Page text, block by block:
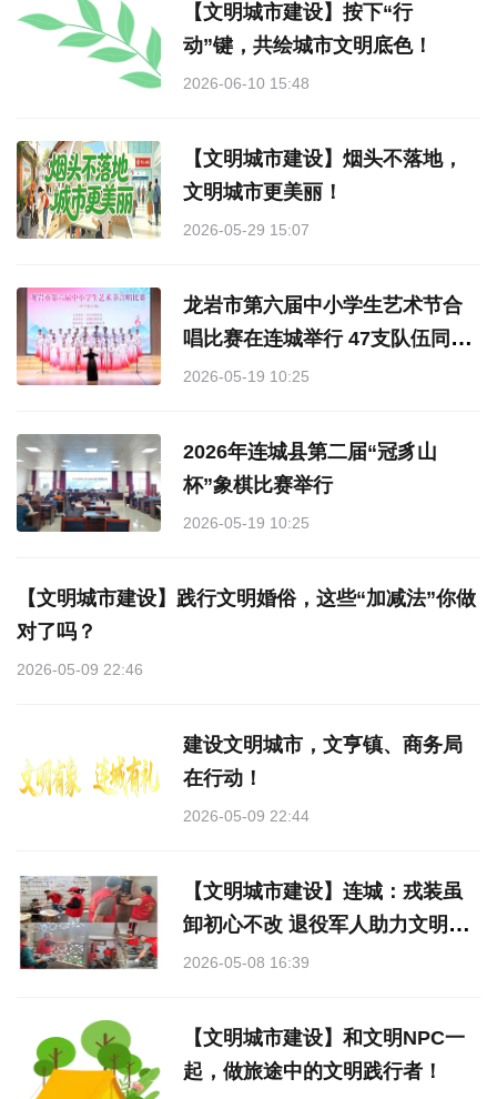
【文明城市建设】按下“行
动”键，共绘城市文明底色！
2026-06-10 15:48
【文明城市建设】烟头不落地，
文明城市更美丽！
2026-05-29 15:07
龙岩市第六届中小学生艺术节合
唱比赛在连城举行 47支队伍同
台“声”动青春
2026-05-19 10:25
2026年‌连城县第二届“冠豸山
杯”象棋比赛举行
2026-05-19 10:25
【文明城市建设】践行文明婚俗，这些“加减法”你做
对了吗？
2026-05-09 22:46
建设文明城市，文亨镇、商务局
在行动！
2026-05-09 22:44
【文明城市建设】连城：戎装虽
卸初心不改 退役军人助力文明城
市建设
2026-05-08 16:39
【文明城市建设】和文明NPC一
起，做旅途中的文明践行者！